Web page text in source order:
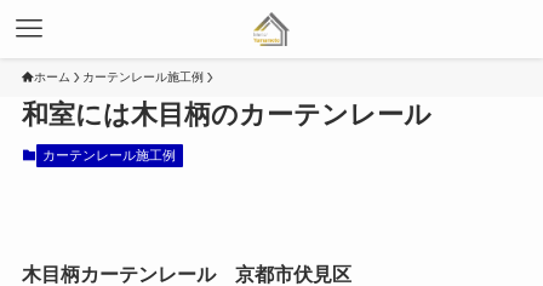
ホーム カーテンレール施工例
和室には木目柄のカーテンレール
カーテンレール施工例
木目柄カーテンレール 京都市伏見区